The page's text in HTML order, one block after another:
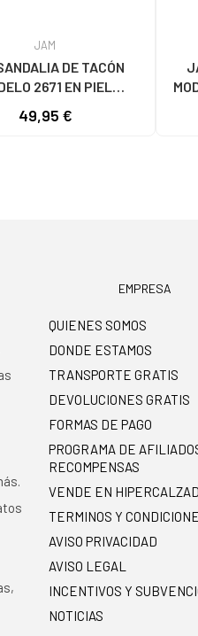
JAM
DE TACÓN
2671 EN PIEL
49,95 €
EMPRESA
QUIENES SOMOS
DONDE ESTAMOS
TRANSPORTE GRATIS
DEVOLUCIONES GRATIS
FORMAS DE PAGO
PROGRAMA DE
RECOMPENSAS
VENDE EN
TERMINOS Y
AVISO PRIVACIDAD
AVISO LEGAL
INCENTIVOS Y
NOTICIAS